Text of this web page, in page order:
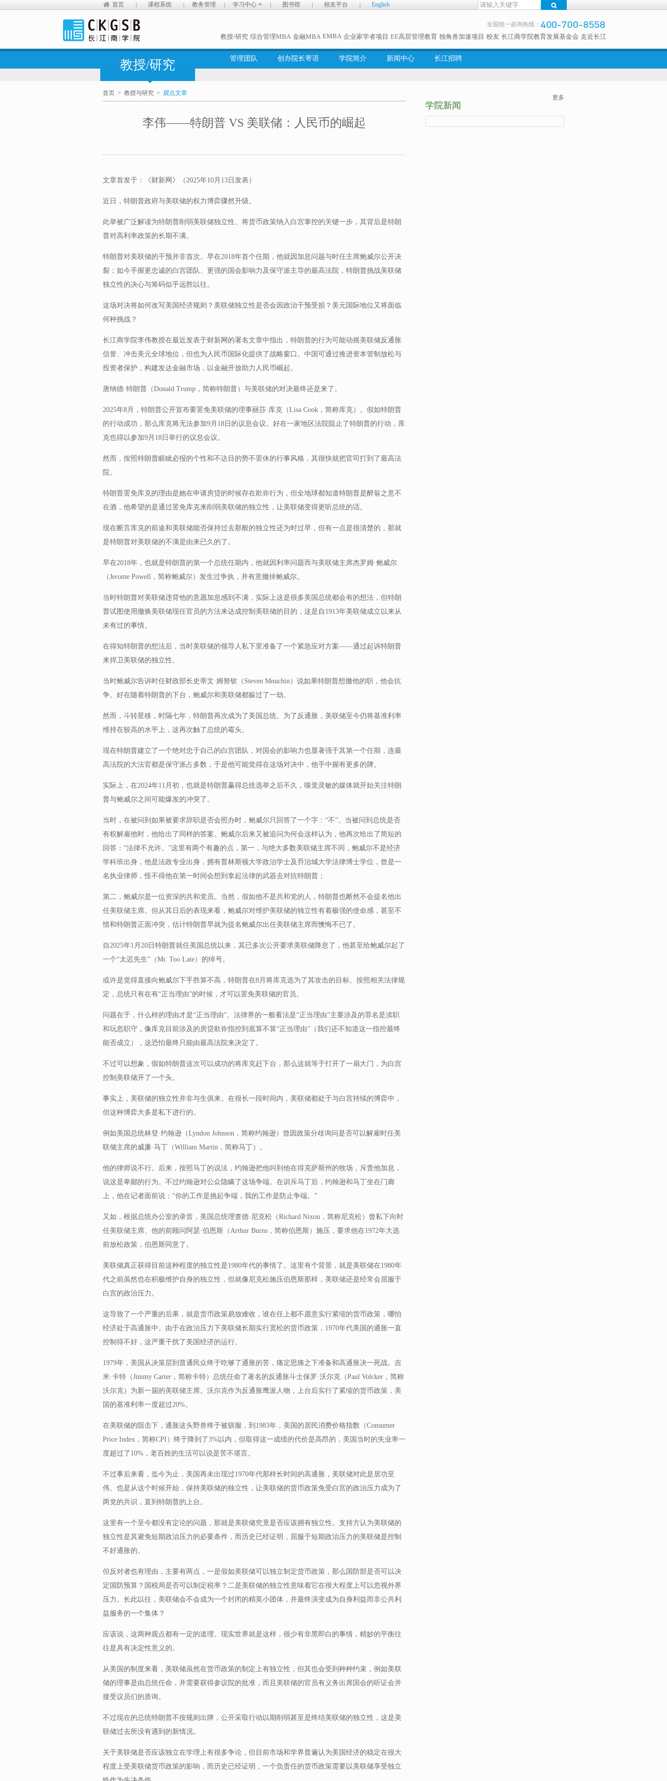
首页 课程系统 教务管理 学习中心 图书馆 校友平台 English
全国统一咨询热线：
教授/研究 综合管理MBA 金融MBA EMBA 企业家学者项目 EE高层管理教育 独角兽加速项目 校友 长江商学院教育发展基金会 走近长江
教授/研究 管理团队 创办院长寄语 学院简介 新闻中心 长江招聘
首页 > 教授与研究 > 观点文章
李伟——特朗普 VS 美联储：人民币的崛起
文章首发于：《财新网》（2025年10月13日发表）
近日，特朗普政府与美联储的权力博弈骤然升级。
此举被广泛解读为特朗普削弱美联储独立性、将货币政策纳入白宫掌控的关键一步，其背后是特朗
普对高利率政策的长期不满。
特朗普对美联储的干预并非首次。早在2018年首个任期，他就因加息问题与时任主席鲍威尔公开决
裂；如今手握更忠诚的白宫团队、更强的国会影响力及保守派主导的最高法院，特朗普挑战美联储
独立性的决心与筹码似乎远胜以往。
这场对决将如何改写美国经济规则？美联储独立性是否会因政治干预受损？美元国际地位又将面临
何种挑战？
长江商学院李伟教授在最近发表于财新网的署名文章中指出，特朗普的行为可能动摇美联储反通胀
信誉、冲击美元全球地位，但也为人民币国际化提供了战略窗口。中国可通过推进资本管制放松与
投资者保护，构建发达金融市场，以金融开放助力人民币崛起。
唐纳德·特朗普（Donald Trump，简称特朗普）与美联储的对决最终还是来了。
2025年8月，特朗普公开宣布要罢免美联储的理事丽莎·库克（Lisa Cook，简称库克）。假如特朗普
的行动成功，那么库克将无法参加9月18日的议息会议。好在一家地区法院阻止了特朗普的行动，库
克也得以参加9月18日举行的议息会议。
然而，按照特朗普睚眦必报的个性和不达目的势不罢休的行事风格，其很快就把官司打到了最高法
院。
特朗普罢免库克的理由是她在申请房贷的时候存在欺诈行为，但全地球都知道特朗普是醉翁之意不
在酒，他希望的是通过罢免库克来削弱美联储的独立性，让美联储变得更听总统的话。
现在断言库克的前途和美联储能否保持过去那般的独立性还为时过早，但有一点是很清楚的，那就
是特朗普对美联储的不满是由来已久的了。
早在2018年，也就是特朗普的第一个总统任期内，他就因利率问题而与美联储主席杰罗姆·鲍威尔
（Jerome Powell，简称鲍威尔）发生过争执，并有意撤掉鲍威尔。
当时特朗普对美联储违背他的意愿加息感到不满，实际上这是很多美国总统都会有的想法，但特朗
普试图使用撤换美联储现任官员的方法来达成控制美联储的目的，这是自1913年美联储成立以来从
未有过的事情。
在得知特朗普的想法后，当时美联储的领导人私下里准备了一个紧急应对方案——通过起诉特朗普
来捍卫美联储的独立性。
当时鲍威尔告诉时任财政部长史蒂文·姆努钦（Steven Mnuchin）说如果特朗普想撤他的职，他会抗
争。好在随着特朗普的下台，鲍威尔和美联储都躲过了一劫。
然而，斗转星移，时隔七年，特朗普再次成为了美国总统。为了反通胀，美联储至今仍将基准利率
维持在较高的水平上，这再次触了总统的霉头。
现在特朗普建立了一个绝对忠于自己的白宫团队，对国会的影响力也显著强于其第一个任期，连最
高法院的大法官都是保守派占多数，于是他可能觉得在这场对决中，他手中握有更多的牌。
实际上，在2024年11月初，也就是特朗普赢得总统选举之后不久，嗅觉灵敏的媒体就开始关注特朗
普与鲍威尔之间可能爆发的冲突了。
当时，在被问到如果被要求辞职是否会照办时，鲍威尔只回答了一个字：“不”。当被问到总统是否
有权解雇他时，他给出了同样的答案。鲍威尔后来又被追问为何会这样认为，他再次给出了简短的
回答：“法律不允许。”这里有两个有趣的点，第一，与绝大多数美联储主席不同，鲍威尔不是经济
学科班出身，他是法政专业出身，拥有普林斯顿大学政治学士及乔治城大学法律博士学位，曾是一
名执业律师，怪不得他在第一时间会想到拿起法律的武器去对抗特朗普；
第二，鲍威尔是一位资深的共和党员。当然，假如他不是共和党的人，特朗普也断然不会提名他出
任美联储主席。但从其日后的表现来看，鲍威尔对维护美联储的独立性有着极强的使命感，甚至不
惜和特朗普正面冲突，估计特朗普早就为提名鲍威尔出任美联储主席而懊悔不已了。
自2025年1月20日特朗普就任美国总统以来，其已多次公开要求美联储降息了，他甚至给鲍威尔起了
一个“太迟先生”（Mr. Too Late）的绰号。
或许是觉得直接向鲍威尔下手胜算不高，特朗普在8月将库克选为了其攻击的目标。按照相关法律规
定，总统只有在有“正当理由”的时候，才可以罢免美联储的官员。
问题在于，什么样的理由才是“正当理由”。法律界的一般看法是“正当理由”主要涉及的罪名是渎职
和玩忽职守，像库克目前涉及的房贷欺诈指控到底算不算“正当理由”（我们还不知道这一指控最终
能否成立），这恐怕最终只能由最高法院来决定了。
不过可以想象，假如特朗普这次可以成功的将库克赶下台，那么这就等于打开了一扇大门，为白宫
控制美联储开了一个头。
事实上，美联储的独立性并非与生俱来。在很长一段时间内，美联储都处于与白宫持续的博弈中，
但这种博弈大多是私下进行的。
例如美国总统林登·约翰逊（Lyndon Johnson，简称约翰逊）曾因政策分歧询问是否可以解雇时任美
联储主席的威廉·马丁（William Martin，简称马丁）。
他的律师说不行。后来，按照马丁的说法，约翰逊把他叫到他在得克萨斯州的牧场，斥责他加息，
说这是卑鄙的行为。不过约翰逊对公众隐瞒了这场争端。在训斥马丁后，约翰逊和马丁坐在门廊
上，他在记者面前说：“你的工作是挑起争端，我的工作是防止争端。”
又如，根据总统办公室的录音，美国总统理查德·尼克松（Richard Nixon，简称尼克松）曾私下向时
任美联储主席、他的前顾问阿瑟·伯恩斯（Arthur Burns，简称伯恩斯）施压，要求他在1972年大选
前放松政策，伯恩斯同意了。
美联储真正获得目前这种程度的独立性是1980年代的事情了。这里有个背景，就是美联储在1980年
代之前虽然也在积极维护自身的独立性，但就像尼克松施压伯恩斯那样，美联储还是经常会屈服于
白宫的政治压力。
这导致了一个严重的后果，就是货币政策易放难收，谁在任上都不愿意实行紧缩的货币政策，哪怕
经济处于高通胀中。由于在政治压力下美联储长期实行宽松的货币政策，1970年代美国的通胀一直
控制得不好，这严重干扰了美国经济的运行。
1979年，美国从决策层到普通民众终于吃够了通胀的苦，痛定思痛之下准备和高通胀决一死战。吉
米·卡特（Jimmy Carter，简称卡特）总统任命了著名的反通胀斗士保罗·沃尔克（Paul Volcker，简称
沃尔克）为新一届的美联储主席。沃尔克作为反通胀鹰派人物，上台后实行了紧缩的货币政策，美
国的基准利率一度超过20%。
在美联储的阻击下，通胀这头野兽终于被驯服，到1983年，美国的居民消费价格指数（Consumer
Price Index，简称CPI）终于降到了3%以内，但取得这一成绩的代价是高昂的，美国当时的失业率一
度超过了10%，老百姓的生活可以说是苦不堪言。
不过事后来看，迄今为止，美国再未出现过1970年代那样长时间的高通胀，美联储对此是居功至
伟。也是从这个时候开始，保持美联储的独立性，让美联储的货币政策免受白宫的政治压力成为了
两党的共识，直到特朗普的上台。
这里有一个至今都没有定论的问题，那就是美联储究竟是否应该拥有独立性。支持方认为美联储的
独立性是其避免短期政治压力的必要条件，而历史已经证明，屈服于短期政治压力的美联储是控制
不好通胀的。
但反对者也有理由，主要有两点，一是假如美联储可以独立制定货币政策，那么国防部是否可以决
定国防预算？国税局是否可以制定税率？二是美联储的独立性意味着它在很大程度上可以忽视外界
压力。长此以往，美联储会不会成为一个封闭的精英小团体，并最终演变成为自身利益而非公共利
益服务的一个集体？
应该说，这两种观点都有一定的道理。现实世界就是这样，很少有非黑即白的事情，精妙的平衡往
往是具有决定性意义的。
从美国的制度来看，美联储虽然在货币政策的制定上有独立性，但其也会受到种种约束，例如美联
储的理事是由总统任命，并需要获得参议院的批准，而且美联储的官员有义务出席国会的听证会并
接受议员们的质询。
不过现在的总统特朗普不按规则出牌，公开采取行动以期削弱甚至是终结美联储的独立性，这是美
联储过去所没有遇到的新情况。
关于美联储是否应该独立在学理上有很多争论，但目前市场和学界普遍认为美国经济的稳定在很大
程度上受美联储货币政策的影响，而历史已经证明，一个负责任的货币政策需要以美联储享受独立
学院新闻
更多